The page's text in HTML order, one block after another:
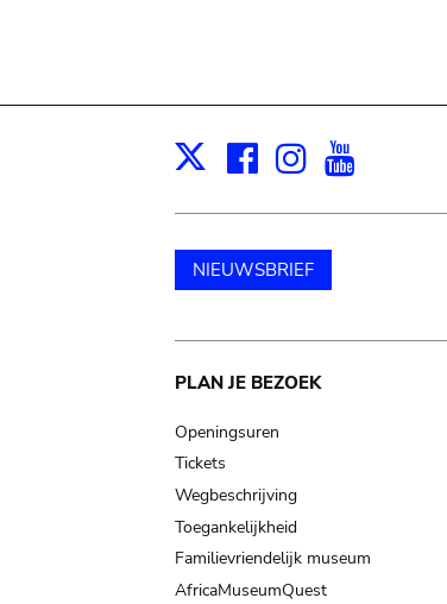
X Facebook
Instagram
NIEUWSBRIEF
Main
navigation
PLAN JE BEZOEK
Openingsuren
Tickets
Wegbeschrijving
Toegankelijkheid
Familievriendelijk museum
AfricaMuseumQuest